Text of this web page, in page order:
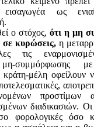
ως
ο στόχος, ότι η μη
σε κυρώσεις, η
τις
μη-συμμόρφωσης
μέλη οφείλουν
διαδικασιών.
φορολογικές όσο